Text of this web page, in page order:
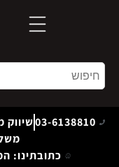
03-6138810
כתובתינו: המלאכה 63